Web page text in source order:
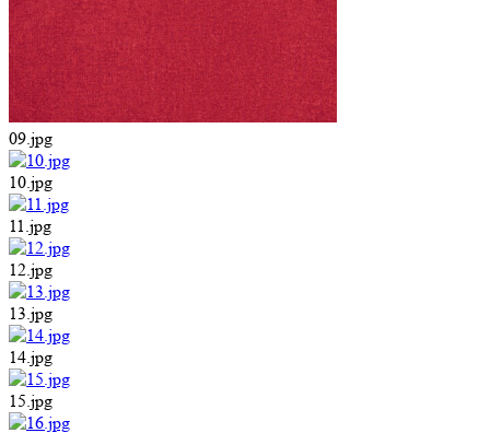
09.jpg
10.jpg
11.jpg
12.jpg
13.jpg
14.jpg
15.jpg